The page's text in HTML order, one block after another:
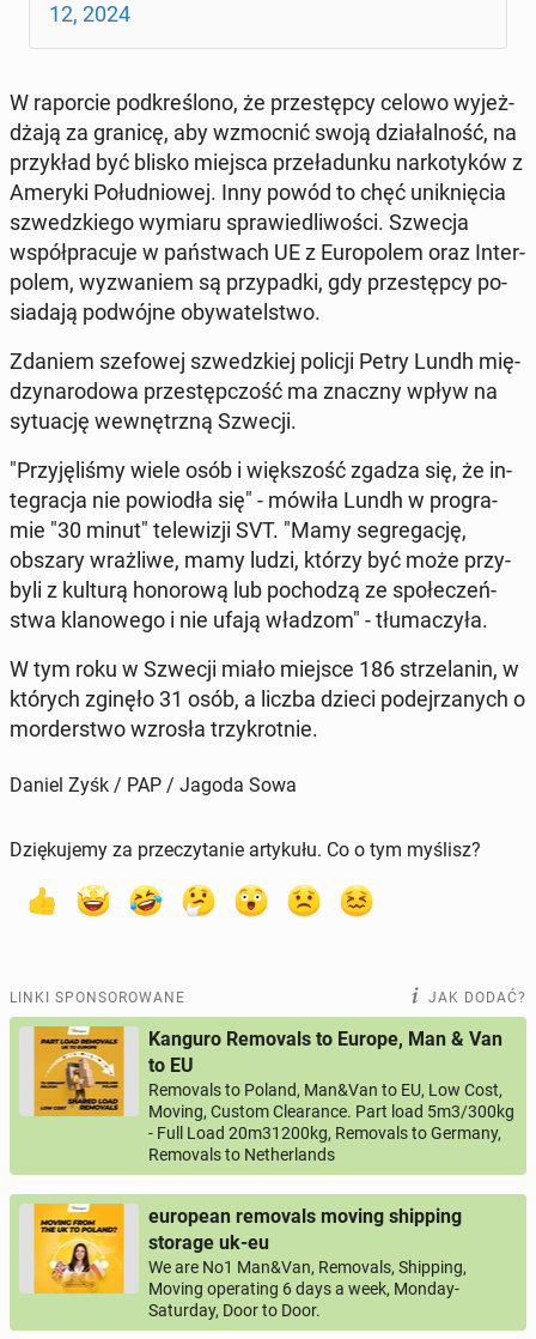
12, 2024
W ra­por­cie pod­kre­ślo­no, że prze­stęp­cy celowo wy­jeż­
dża­ją za granicę, aby wzmoc­nić swoją dzia­łal­ność, na
przy­kład być blisko miejsca prze­ła­dun­ku nar­ko­ty­ków z
Ameryki Po­łu­dnio­wej. Inny powód to chęć unik­nię­cia
szwedz­kie­go wymiaru spra­wie­dli­wo­ści. Szwecja
współ­pra­cu­je w pań­stwach UE z Eu­ro­po­lem oraz In­ter­
po­lem, wy­zwa­niem są przy­pad­ki, gdy prze­stęp­cy po­
sia­da­ją po­dwój­ne oby­wa­tel­stwo.
Zdaniem sze­fo­wej szwedz­kiej policji Petry Lundh mię­
dzy­na­ro­do­wa prze­stęp­czość ma znaczny wpływ na
sy­tu­ację we­wnętrz­ną Szwecji.
"Przy­ję­li­śmy wiele osób i więk­szość zgadza się, że in­
te­gra­cja nie po­wio­dła się" - mówiła Lundh w pro­gra­
mie "30 minut" te­le­wi­zji SVT. "Mamy se­gre­ga­cję,
obszary wraż­li­we, mamy ludzi, którzy być może przy­
by­li z kulturą ho­no­ro­wą lub po­cho­dzą ze spo­łe­czeń­
stwa kla­no­we­go i nie ufają władzom" - tłu­ma­czy­ła.
W tym roku w Szwecji miało miejsce 186 strze­la­nin, w
których zginęło 31 osób, a liczba dzieci po­dej­rza­nych o
mor­der­stwo wzrosła trzy­krot­nie.
Daniel Zyśk / PAP / Jagoda Sowa
Dziękujemy za przeczytanie artykułu. Co o tym myślisz?
LINKI SPONSOROWANE JAK DODAĆ?
Kanguro Removals to Europe, Man & Van
to EU
Removals to Poland, Man&Van to EU, Low Cost,
Moving, Custom Clearance. Part load 5m3/300kg
- Full Load 20m31200kg, Removals to Germany,
Removals to Netherlands
european removals moving shipping
storage uk-eu
We are No1 Man&Van, Removals, Shipping,
Moving operating 6 days a week, Monday-
Saturday, Door to Door.